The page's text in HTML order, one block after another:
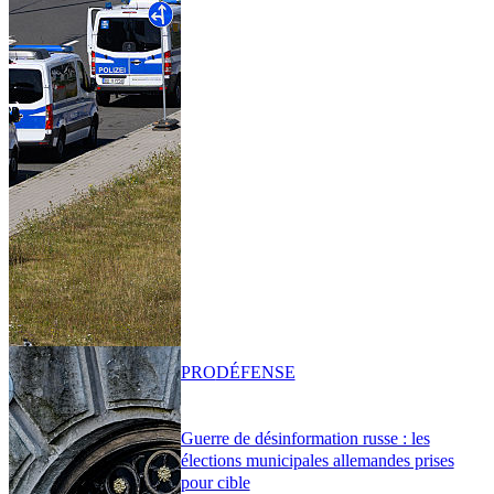
Guerre de désinformation russe : les
élections municipales allemandes prises
pour cible
PRODÉFENSE